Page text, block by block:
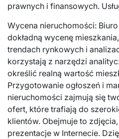
prawnych i finansowych.
Wycena nieruchomości:
dokładną wycenę
trendach rynkowych i
korzystają z narzędzi
określić realną wartość
Przygotowanie ogłoszeń i
nieruchomości zajmują się
ofert, które trafiają do
klientów. Obejmuje to
prezentacje w Internecie.